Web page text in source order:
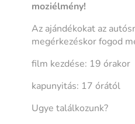
moziélmény!
Az ajándékokat az
megérkezéskor fogod
film kezdése: 19 órakor
kapunyitás: 17 órától
Ugye találkozunk?